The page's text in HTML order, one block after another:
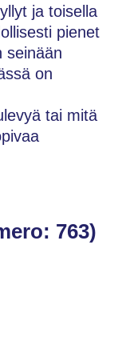
ja toisella
pienet
seinään
on
tai mitä
763)